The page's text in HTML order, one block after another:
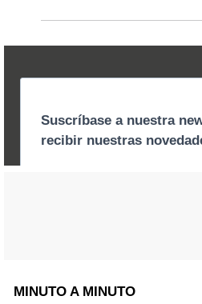
MINUTO A MINUTO